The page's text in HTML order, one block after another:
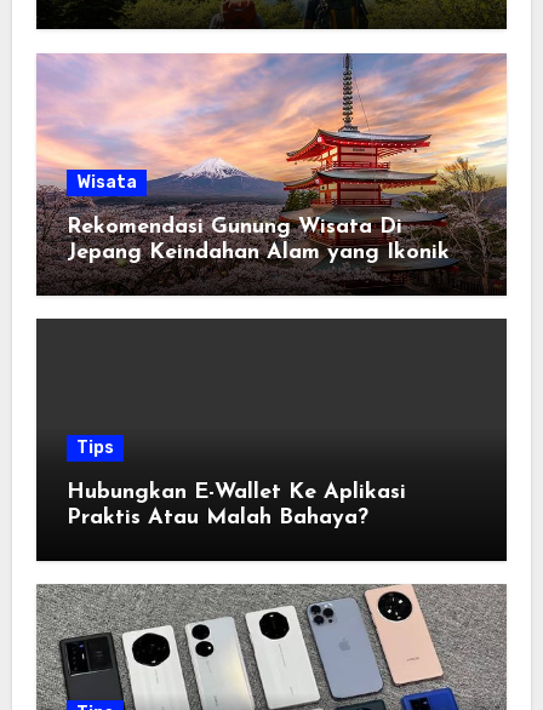
Wisata
Rekomendasi Gunung Wisata Di
Jepang Keindahan Alam yang Ikonik
Tips
Hubungkan E-Wallet Ke Aplikasi
Praktis Atau Malah Bahaya?